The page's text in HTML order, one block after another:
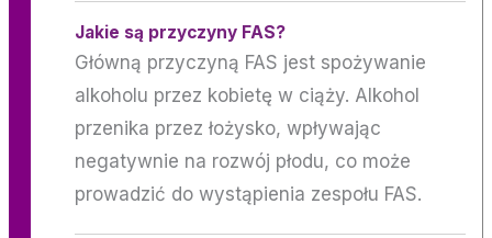
Jakie są przyczyny FAS?
Główną przyczyną FAS jest spożywanie
alkoholu przez kobietę w ciąży. Alkohol
przenika przez łożysko, wpływając
negatywnie na rozwój płodu, co może
prowadzić do wystąpienia zespołu FAS.